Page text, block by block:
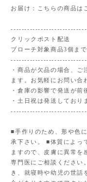
お届け：こちらの商品は
クリックポスト配送
ブローチ対象商品3個ま
・商品が欠品の場合、
ます。お気軽にお問い合
・倉庫の影響で発送が前
・土日祝は発送しており
■手作りのため、形や色
承下さい。 ■体質によっ
ますので、皮膚に異常を
専門医にご相談ください
き、就寝時や幼児の世話